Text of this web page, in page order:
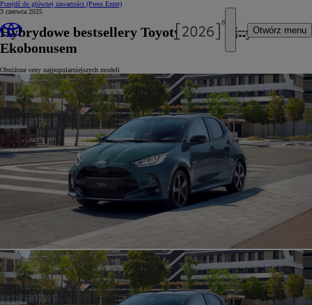
Przejdź do głównej zawartości (Press Enter)
Otwórz menu
3 czerwca 2025
Hybrydowe bestsellery Toyoty z podwójnym
Ekobonusem
Obniżone ceny najpopularniejszych modeli